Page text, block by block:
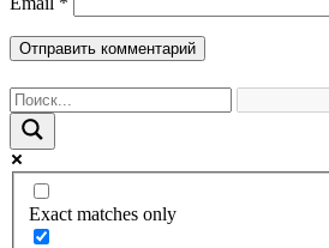
Exact matches only